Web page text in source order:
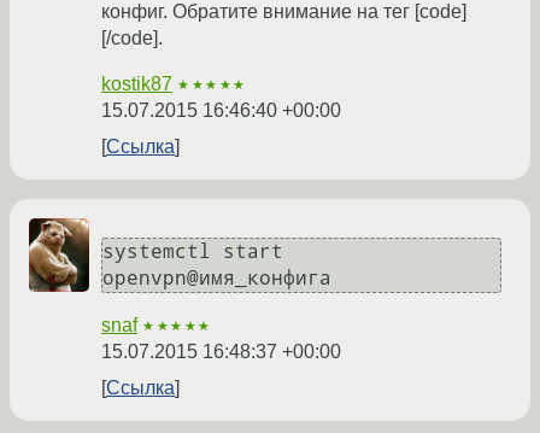
конфиг. Обратите внимание на тег [code]
[/code].
kostik87 ★★★★★
15.07.2015 16:46:40 +00:00
Ссылка
systemctl start
openvpn@имя_конфига
snaf ★★★★★
15.07.2015 16:48:37 +00:00
Ссылка